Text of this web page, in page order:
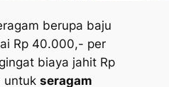
berupa baju
Rp 40.000,- per
biaya jahit Rp
untuk seragam